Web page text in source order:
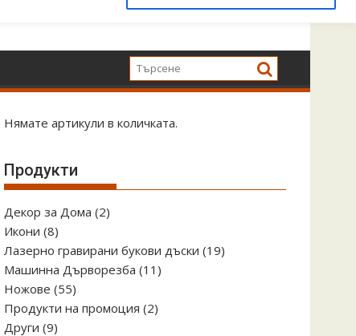
Нямате артикули в количката.
Продукти
Декор за Дома 22
Икони 88
продукта
Лазерно гравирани букови дъски 1919
Машинна Дърворезба 11 11
Ножове 5555
продукта
Продукти на промоция 22
Други 99